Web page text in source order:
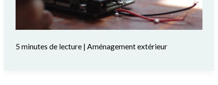
5 minutes de lecture| Aménagement extérieur